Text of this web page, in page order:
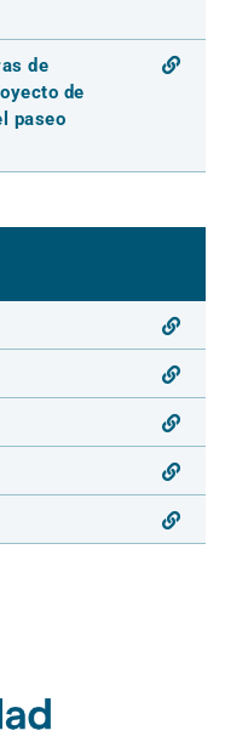
de
de
paseo